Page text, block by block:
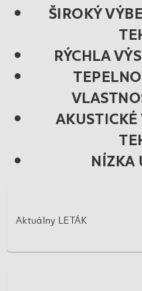
ŠIROKÝ
RÝCHLA
NÍZKA
Aktuálny LETÁK